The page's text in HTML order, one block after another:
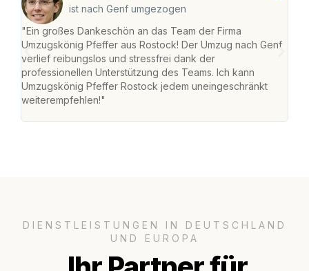
ist nach Genf umgezogen
"Ein großes Dankeschön an das Team der Firma
Umzugskönig Pfeffer aus Rostock! Der Umzug nach Genf
verlief reibungslos und stressfrei dank der
professionellen Unterstützung des Teams. Ich kann
Umzugskönig Pfeffer Rostock jedem uneingeschränkt
weiterempfehlen!"
DIENSTLEISTUNGEN IN DEUTSCHLAND
UND EUROPA